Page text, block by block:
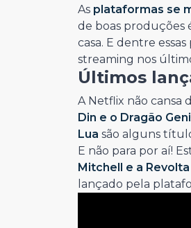
As plataformas se
de boas produções
casa. E dentre
streaming nos
Últimos
A Netflix não cansa
Din e o Dragão
Lua são alguns
E não para por aí!
Mitchell e a
lançado pela